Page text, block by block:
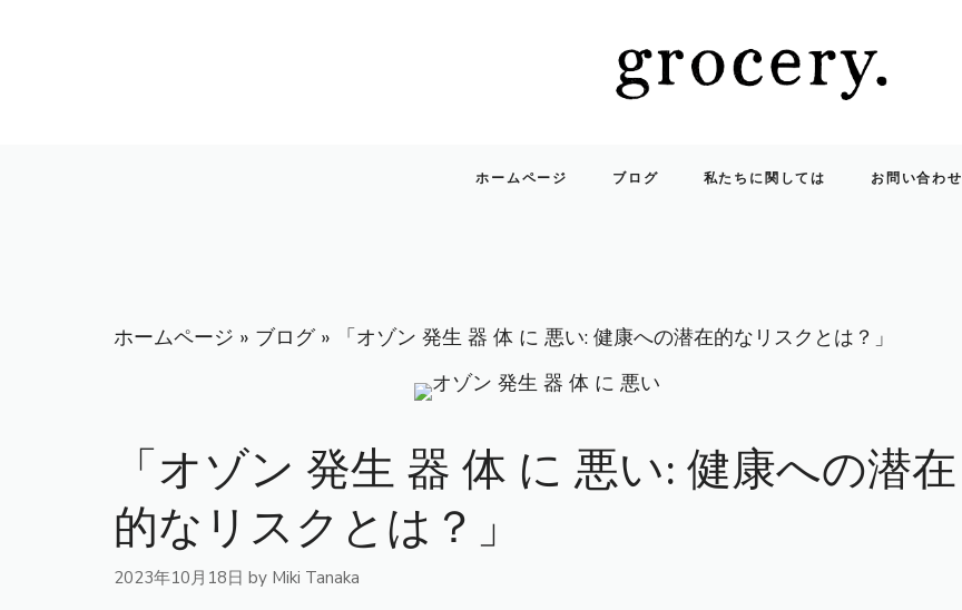
ホームページ ブログ 私たちに関しては お問い合わせ
ホームページ » ブログ» 「オゾン 発生 器 体 に 悪い: 健康への潜在的なリスクとは？」
「オゾン 発生 器 体 に 悪い: 健康への潜在
的なリスクとは？」
2023年10月18日 by Miki Tanaka